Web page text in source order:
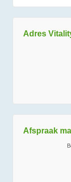
Adres
Afspraak